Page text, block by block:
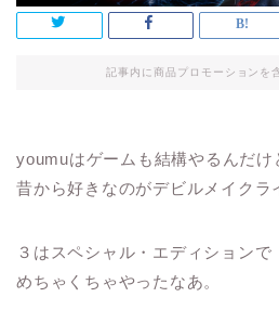
記事内に商品プロモーションを
youmuはゲームも結構やるんだけ
昔から好きなのがデビルメイクラ
３はスペシャル・エディションで
めちゃくちゃやったなあ。